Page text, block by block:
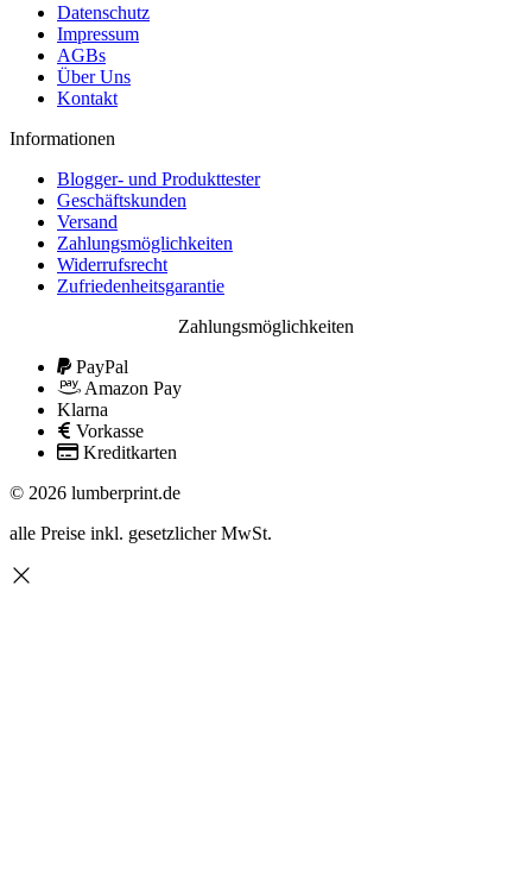
Datenschutz
Impressum
AGBs
Über Uns
Kontakt
Informationen
Blogger- und Produkttester
Geschäftskunden
Versand
Zahlungsmöglichkeiten
Widerrufsrecht
Zufriedenheitsgarantie
Zahlungsmöglichkeiten
PayPal
Amazon Pay
Klarna
Vorkasse
Kreditkarten
© 2026 lumberprint.de
alle Preise inkl. gesetzlicher MwSt.